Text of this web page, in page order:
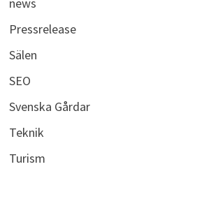
news
Pressrelease
Sälen
SEO
Svenska Gårdar
Teknik
Turism